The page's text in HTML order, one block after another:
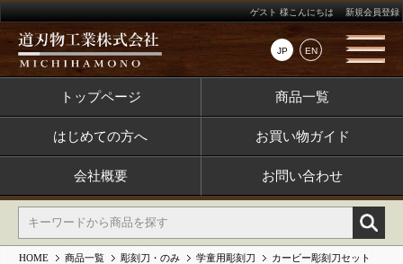
JP EN
ゲスト 様こんにちは 新規会員登録
トップページ 商品一覧
はじめての方へ お買い物ガイド
会社概要 お問い合わせ
HOME 商品一覧 彫刻刀・のみ 学童用彫刻刀 カービー彫刻刀セット